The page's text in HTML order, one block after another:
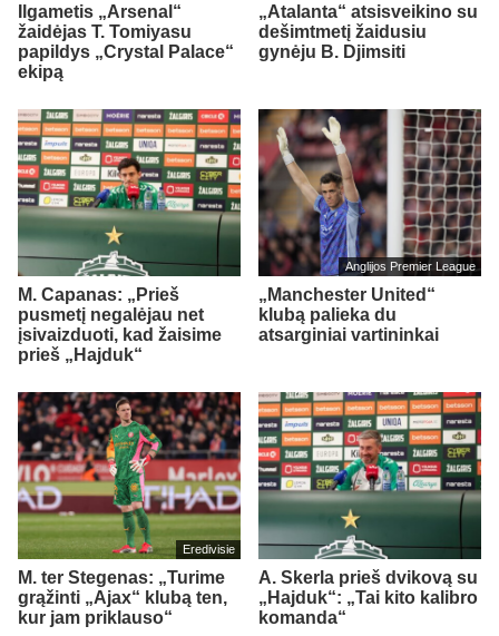
Ilgametis „Arsenal“
žaidėjas T. Tomiyasu
papildys „Crystal Palace“
ekipą
„Atalanta“ atsisveikino su
dešimtmetį žaidusiu
gynėju B. Djimsiti
M. Capanas: „Prieš
pusmetį negalėjau net
įsivaizduoti, kad žaisime
prieš „Hajduk“
Anglijos Premier League
„Manchester United“
klubą palieka du
atsarginiai vartininkai
Eredivisie
M. ter Stegenas: „Turime
grąžinti „Ajax“ klubą ten,
kur jam priklauso“
A. Skerla prieš dvikovą su
„Hajduk“: „Tai kito kalibro
komanda“